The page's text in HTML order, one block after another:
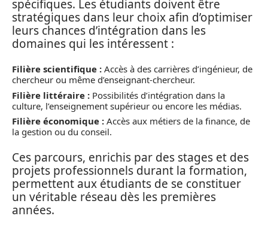
spécifiques. Les étudiants doivent être
stratégiques dans leur choix afin d’optimiser
leurs chances d’intégration dans les
domaines qui les intéressent :
Filière scientifique : Accès à des carrières d’ingénieur, de
chercheur ou même d’enseignant-chercheur.
Filière littéraire : Possibilités d’intégration dans la
culture, l’enseignement supérieur ou encore les médias.
Filière économique : Accès aux métiers de la finance, de
la gestion ou du conseil.
Ces parcours, enrichis par des stages et des
projets professionnels durant la formation,
permettent aux étudiants de se constituer
un véritable réseau dès les premières
années.